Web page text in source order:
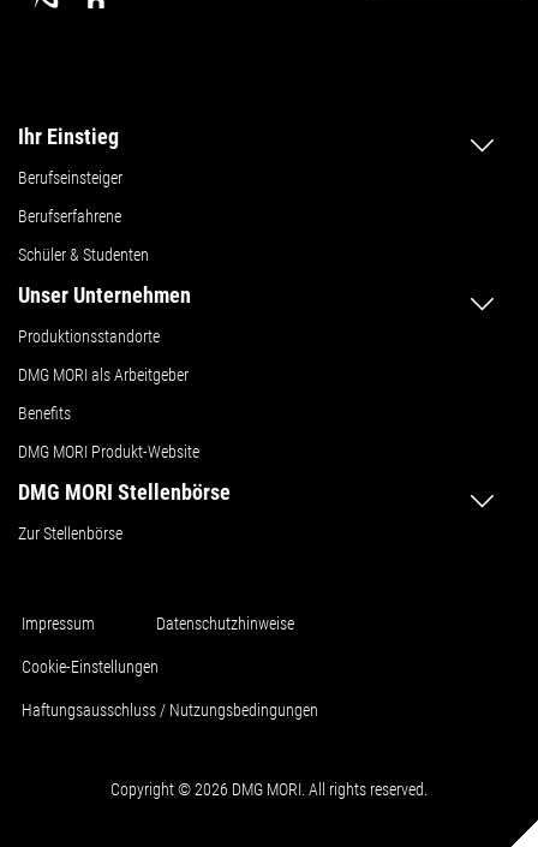
Ihr Einstieg
Berufseinsteiger
Berufserfahrene
Schüler & Studenten
Unser Unternehmen
Produktionsstandorte
DMG MORI als Arbeitgeber
Benefits
DMG MORI Produkt-Website
DMG MORI Stellenbörse
Zur Stellenbörse
Impressum Datenschutzhinweise
Cookie-Einstellungen
Haftungsausschluss / Nutzungsbedingungen
Copyright © 2026 DMG MORI. All rights reserved.